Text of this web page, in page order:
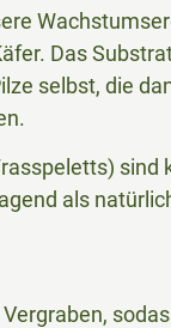
Das
selbst, die
sind
als